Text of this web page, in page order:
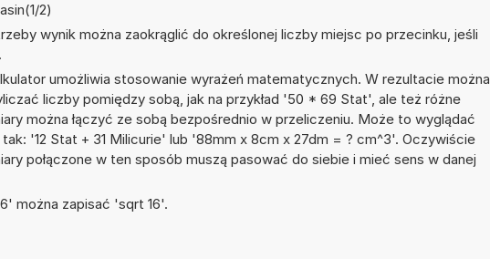
2)
wynik można zaokrąglić do określonej liczby miejsc po przecinku, jeśli
umożliwia stosowanie wyrażeń matematycznych. W rezultacie można
liczby pomiędzy sobą, jak na przykład '50 * 69 Stat', ale też różne
można łączyć ze sobą bezpośrednio w przeliczeniu. Może to wyglądać
tak: '12 Stat + 31 Milicurie' lub '88mm x 8cm x 27dm = ? cm^3'. Oczywiście
połączone w ten sposób muszą pasować do siebie i mieć sens w danej
można zapisać 'sqrt 16'.